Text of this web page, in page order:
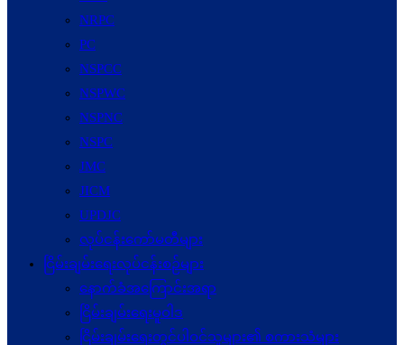
NRPC
PC
NSPCC
NSPWC
NSPNC
NSPC
JMC
JICM
UPDJC
လုပ်ငန်းကော်မတီများ
ငြိမ်းချမ်းရေးလုပ်ငန်းစဉ်များ
နောက်ခံအကြောင်းအရာ
ငြိမ်းချမ်းရေးမူဝါဒ
ငြိမ်းချမ်းရေးတွင်ပါဝင်သူများ၏ စကားသံများ